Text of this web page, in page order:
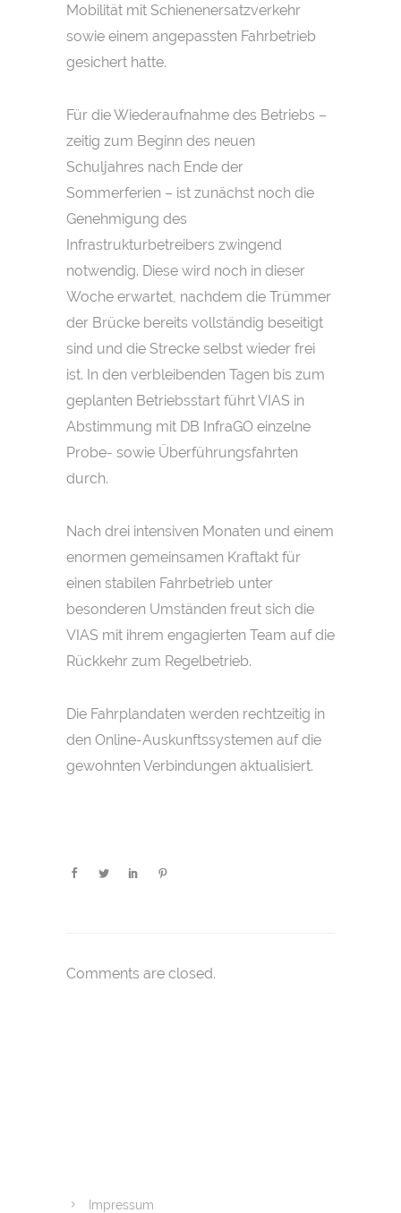
Mobilität mit Schienenersatzverkehr
sowie einem angepassten Fahrbetrieb
gesichert hatte.
Für die Wiederaufnahme des Betriebs –
zeitig zum Beginn des neuen
Schuljahres nach Ende der
Sommerferien – ist zunächst noch die
Genehmigung des
Infrastrukturbetreibers zwingend
notwendig. Diese wird noch in dieser
Woche erwartet, nachdem die Trümmer
der Brücke bereits vollständig beseitigt
sind und die Strecke selbst wieder frei
ist. In den verbleibenden Tagen bis zum
geplanten Betriebsstart führt VIAS in
Abstimmung mit DB InfraGO einzelne
Probe- sowie Überführungsfahrten
durch.
Nach drei intensiven Monaten und einem
enormen gemeinsamen Kraftakt für
einen stabilen Fahrbetrieb unter
besonderen Umständen freut sich die
VIAS mit ihrem engagierten Team auf die
Rückkehr zum Regelbetrieb.
Die Fahrplandaten werden rechtzeitig in
den Online-Auskunftssystemen auf die
gewohnten Verbindungen aktualisiert.
Comments are closed.
Impressum